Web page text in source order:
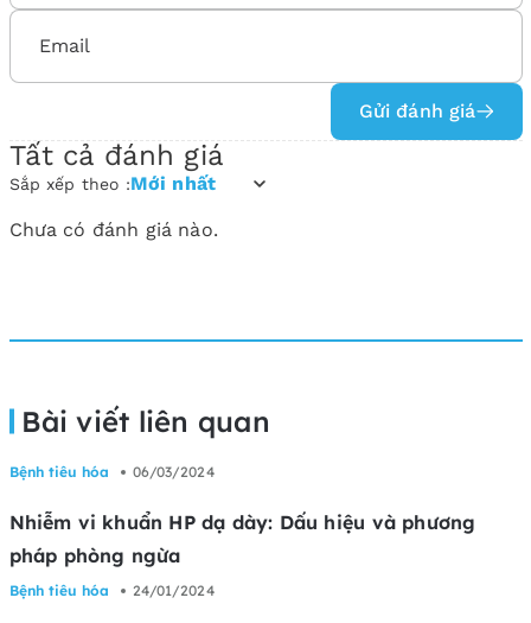
Gửi đánh giá
Tất cả đánh giá
Sắp xếp theo :Mới nhất
Chưa có đánh giá nào.
Bài viết liên quan
Bệnh tiêu hóa 06/03/2024
Nhiễm vi khuẩn HP dạ dày: Dấu hiệu và phương
pháp phòng ngừa
Bệnh tiêu hóa 24/01/2024